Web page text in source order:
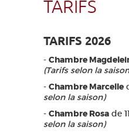
TARIFS
TARIFS 2026
- Chambre
(Tarifs selon la
- Chambre Marcelle
selon la saison)
- Chambre Rosa de
selon la saison)